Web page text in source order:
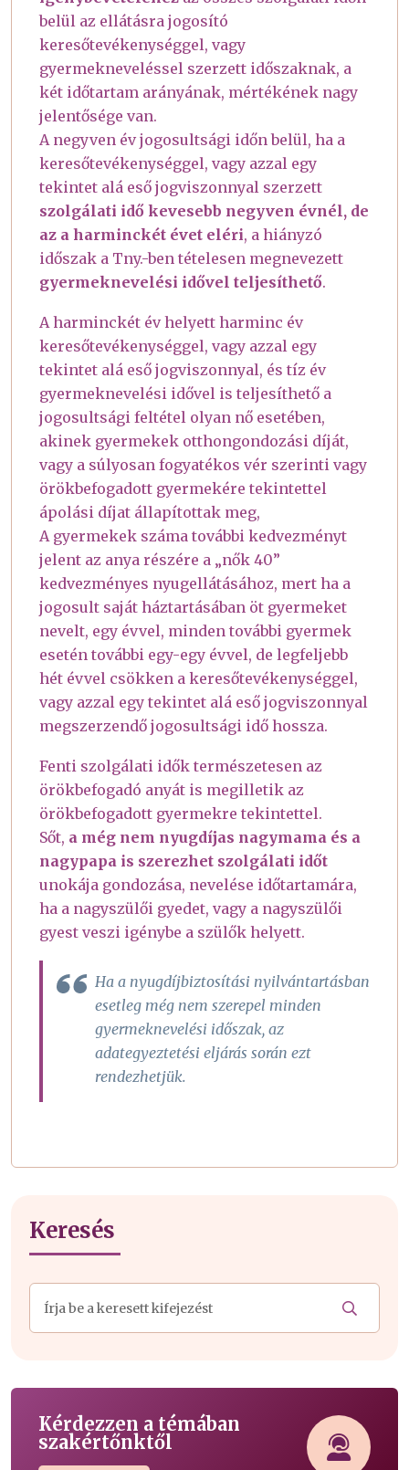
belül az ellátásra jogosító
keresőtevékenységgel, vagy
gyermekneveléssel szerzett időszaknak, a
két időtartam arányának, mértékének nagy
jelentősége van.
A negyven év jogosultsági időn belül, ha a
keresőtevékenységgel, vagy azzal egy
tekintet alá eső jogviszonnyal szerzett
szolgálati idő kevesebb negyven évnél, de
az a harminckét évet eléri, a hiányzó
időszak a Tny.-ben tételesen megnevezett
gyermeknevelési idővel teljesíthető.
A harminckét év helyett harminc év
keresőtevékenységgel, vagy azzal egy
tekintet alá eső jogviszonnyal, és tíz év
gyermeknevelési idővel is teljesíthető a
jogosultsági feltétel olyan nő esetében,
akinek gyermekek otthongondozási díját,
vagy a súlyosan fogyatékos vér szerinti vagy
örökbefogadott gyermekére tekintettel
ápolási díjat állapítottak meg,
A gyermekek száma további kedvezményt
jelent az anya részére a „nők 40”
kedvezményes nyugellátásához, mert ha a
jogosult saját háztartásában öt gyermeket
nevelt, egy évvel, minden további gyermek
esetén további egy-egy évvel, de legfeljebb
hét évvel csökken a keresőtevékenységgel,
vagy azzal egy tekintet alá eső jogviszonnyal
megszerzendő jogosultsági idő hossza.
Fenti szolgálati idők természetesen az
örökbefogadó anyát is megilletik az
örökbefogadott gyermekre tekintettel.
Sőt, a még nem nyugdíjas nagymama és a
nagypapa is szerezhet szolgálati időt
unokája gondozása, nevelése időtartamára,
ha a nagyszülői gyedet, vagy a nagyszülői
gyest veszi igénybe a szülők helyett.
Ha a nyugdíjbiztosítási nyilvántartásban
esetleg még nem szerepel minden
gyermeknevelési időszak, az
adategyeztetési eljárás során ezt
rendezhetjük.
Keresés
Kérdezzen a témában
szakértőnktől